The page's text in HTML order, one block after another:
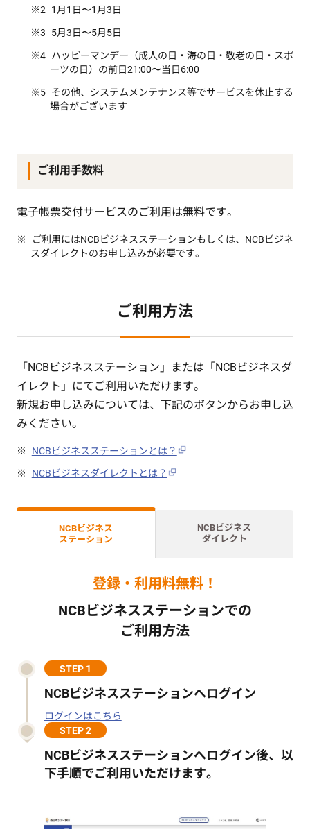
1月1日〜1月3日
5月3日〜5月5日
ハッピーマンデー（成人の日・海の日・敬老の日・スポ
ーツの日）の前日21:00〜当日6:00
その他、システムメンテナンス等でサービスを休止する
場合がございます
ご利用手数料
電子帳票交付サービスのご利用は無料です。
ご利用にはNCBビジネスステーションもしくは、NCBビジネ
スダイレクトのお申し込みが必要です。
ご利用方法
「NCBビジネスステーション」または「NCBビジネスダ
イレクト」にてご利用いただけます。
新規お申し込みについては、下記のボタンからお申し込
みください。
NCBビジネスステーションとは？
NCBビジネスダイレクトとは？
NCBビジネス
ステーション
NCBビジネス
ダイレクト
登録・利用料無料！
NCBビジネスステーションでの
ご利用方法
STEP 1
NCBビジネスステーションへログイン
ログインはこちら
STEP 2
NCBビジネスステーションへログイン後、 以
下手順でご利用いただけます。